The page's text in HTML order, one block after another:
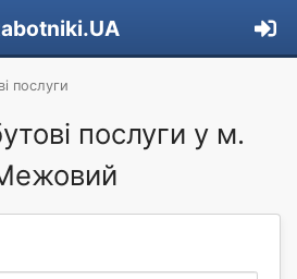
послуги
послуги у м.